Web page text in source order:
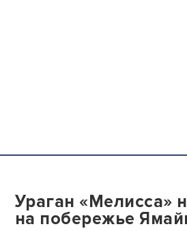
Ураган «Мелисса»
на побережье